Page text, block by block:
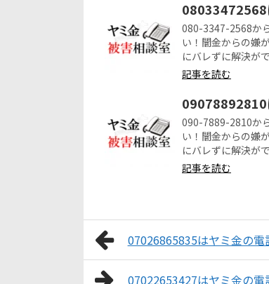
08033472568
080-3347-2568か
い！闇金からの嫌
にバレずに解決がで
記事を読む
09078892810
090-7889-2810か
い！闇金からの嫌
にバレずに解決がで
記事を読む
07026865835はヤミ金の電
07022653427はヤミ金の電